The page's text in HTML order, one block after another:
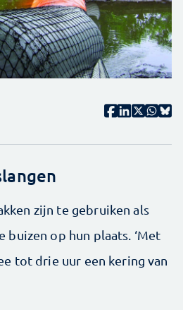
zijn te gebruiken als
buizen op hun plaats. ‘Met
tot drie uur een kering van